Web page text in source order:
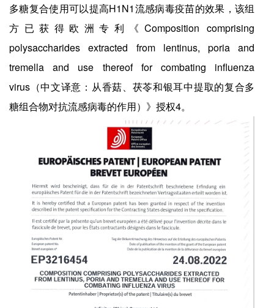
多糖复合使用可以提高H1N1流感病毒疫苗的效果，该组
方已获得欧洲专利《Composition comprising
polysaccharides extracted from lentinus, poria and
tremella and use thereof for combating influenza
virus（中文译意：从香菇、茯苓和银耳中提取的复合多
糖组合物对抗流感病毒的作用）》授权4。